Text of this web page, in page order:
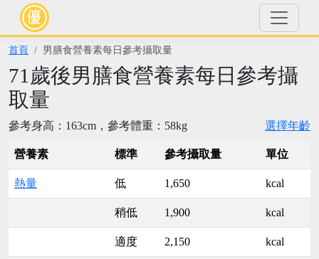
首頁 男膳食營養素每日參考攝取量
71歲後男膳食營養素每日參考攝
取量
參考身高：163cm，參考體重：58kg 選擇年齡
營養素 標準 參考攝取量 單位
熱量 低 1,650 kcal
稍低 1,900 kcal
適度 2,150 kcal